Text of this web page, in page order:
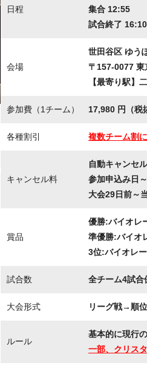
日程
集合 12:55
試合終了 16:10
会場
世田谷区 ゆう
〒157-0077
【最寄り駅】
参加費（1チーム） 17,980 円（税
各種割引 複数チーム割
キャンセル料
自動キャンセ
参加申込み日
大会29日前～
賞品
優勝:バイオレ
準優勝:バイオ
3位:バイオレ
試合数 全チーム4試合
大会形式 リーグ戦→順
ルール
基本的に現行
一部、クリス